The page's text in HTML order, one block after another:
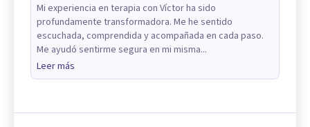
Mi experiencia en terapia con Víctor ha sido
profundamente transformadora. Me he sentido
escuchada, comprendida y acompañada en cada paso.
Me ayudó sentirme segura en mi misma...
Leer más